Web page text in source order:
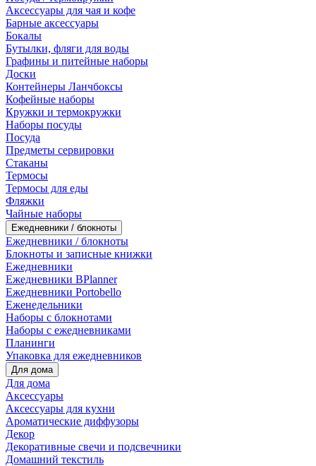
Аксессуары для чая и кофе
Барные аксессуары
Бокалы
Бутылки, фляги для воды
Графины и питейные наборы
Доски
Контейнеры Ланчбоксы
Кофейные наборы
Кружки и термокружки
Наборы посуды
Посуда
Предметы сервировки
Стаканы
Термосы
Термосы для еды
Фляжки
Чайные наборы
Ежедневники / блокноты
Ежедневники / блокноты
Блокноты и записные книжки
Ежедневники
Ежедневники BPlanner
Ежедневники Portobello
Еженедельники
Наборы с блокнотами
Наборы с ежедневниками
Планинги
Упаковка для ежедневников
Для дома
Для дома
Аксессуары
Аксессуары для кухни
Ароматические диффузоры
Декор
Декоративные свечи и подсвечники
Домашний текстиль